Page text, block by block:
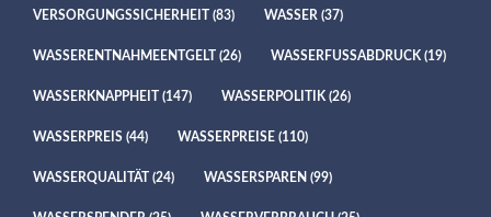
VERSORGUNGSSICHERHEIT (83) WASSER (37)
WASSERENTNAHMEENTGELT (26) WASSERFUSSABDRUCK (19)
WASSERKNAPPHEIT (147) WASSERPOLITIK (26)
WASSERPREIS (44) WASSERPREISE (110)
WASSERQUALITÄT (24) WASSERSPAREN (99)